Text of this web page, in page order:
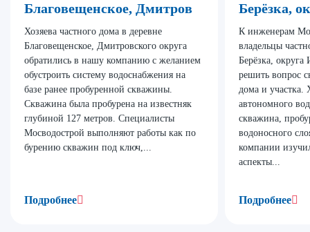
Благовещенское, Дмитров
Хозяева частного дома в деревне
Благовещенское, Дмитровского округа
обратились в нашу компанию с желанием
обустроить систему водоснабжения на
базе ранее пробуренной скважины.
Скважина была пробурена на известняк
глубиной 127 метров. Специалисты
Мосводострой выполняют работы как по
бурению скважин под ключ,...
Подробнее
Берёзка,
К инженерам
владельцы
Берёзка, округа
решить вопрос
дома и
автономного
скважина,
водоносного
компании
аспекты...
Подробнее